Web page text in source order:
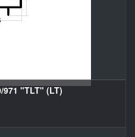
971 "TLT" (LT)